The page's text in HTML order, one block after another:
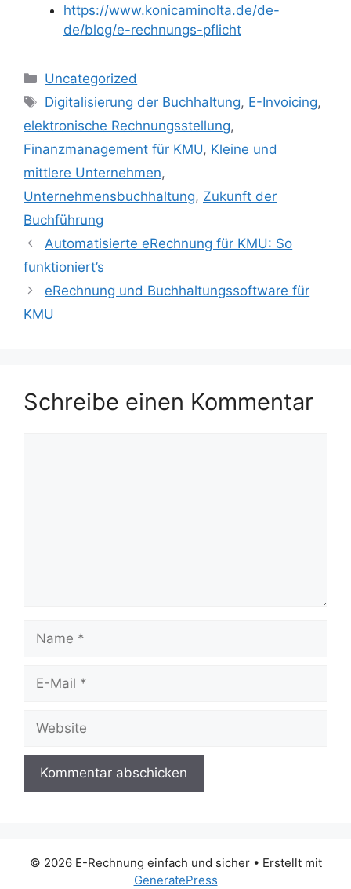
https://www.konicaminolta.de/de-
de/blog/e-rechnungs-pflicht
Kategorien
Uncategorized
Schlagwörter
Digitalisierung der Buchhaltung, E-Invoicing,
elektronische Rechnungsstellung,
Finanzmanagement für KMU, Kleine und
mittlere Unternehmen,
Unternehmensbuchhaltung, Zukunft der
Buchführung
Automatisierte eRechnung für KMU: So
funktioniert’s
eRechnung und Buchhaltungssoftware für
KMU
Schreibe einen Kommentar
Mail
© 2026 E-Rechnung einfach und sicher• Erstellt mit
GeneratePress